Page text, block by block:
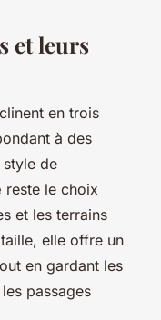
et leurs
en trois
à des
de
reste le choix
et les terrains
elle offre un
en gardant les
passages